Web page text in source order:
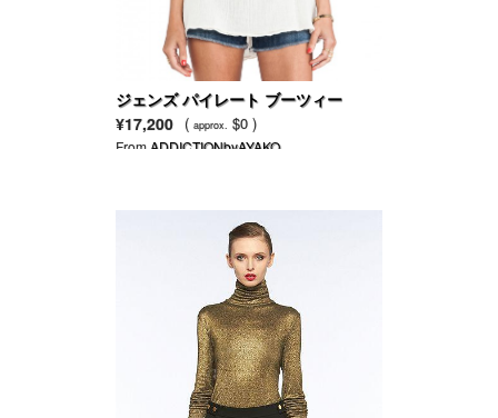
ジェンズ パイレート ブーツィー
¥17,200 ( approx. $0 )
From ADDICTIONbyAYAKO